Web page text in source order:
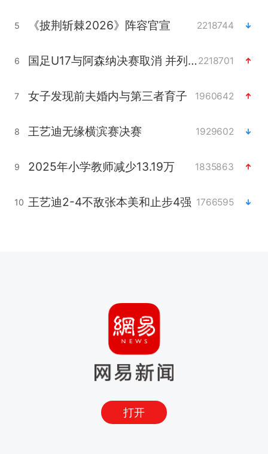
5 《披荆斩棘2026》阵容官宣 2218744
6 国足U17与阿森纳决赛取消 并列冠军2218701
7 女子发现前夫婚内与第三者育子 1960642
8 王艺迪无缘横滨赛决赛 1929602
9 2025年小学教师减少13.19万 1835863
10 王艺迪2-4不敌张本美和止步4强 1766595
打开